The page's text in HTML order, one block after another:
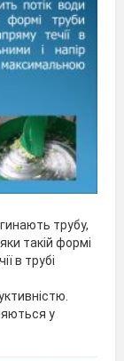
трубу,
такій формі
в трубі
у